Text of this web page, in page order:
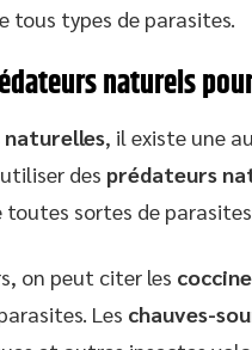
types de parasites.
naturels
naturelles, il existe une
des prédateurs
sortes de
on peut citer les
Les chauves-